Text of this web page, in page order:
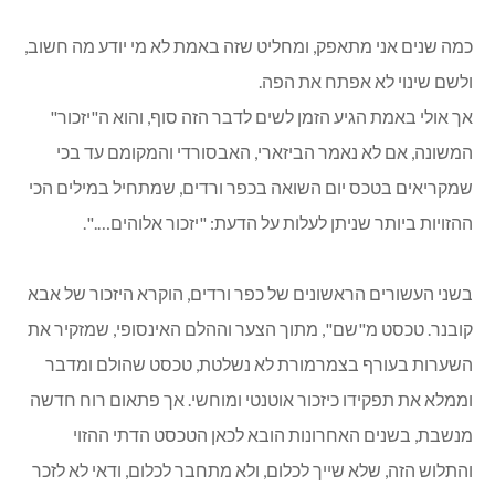
כמה שנים אני מתאפק, ומחליט שזה באמת לא מי יודע מה חשוב,
ולשם שינוי לא אפתח את הפה.
אך אולי באמת הגיע הזמן לשים לדבר הזה סוף, והוא ה"יזכור"
המשונה, אם לא נאמר הביזארי, האבסורדי והמקומם עד בכי
שמקריאים בטכס יום השואה בכפר ורדים, שמתחיל במילים הכי
ההזויות ביותר שניתן לעלות על הדעת: "יזכור אלוהים….".
בשני העשורים הראשונים של כפר ורדים, הוקרא היזכור של אבא
קובנר. טכסט מ"שם", מתוך הצער וההלם האינסופי, שמזקיר את
השערות בעורף בצמרמורת לא נשלטת, טכסט שהולם ומדבר
וממלא את תפקידו כיזכור אוטנטי ומוחשי. אך פתאום רוח חדשה
מנשבת, בשנים האחרונות הובא לכאן הטכסט הדתי ההזוי
והתלוש הזה, שלא שייך לכלום, ולא מתחבר לכלום, ודאי לא לזכר